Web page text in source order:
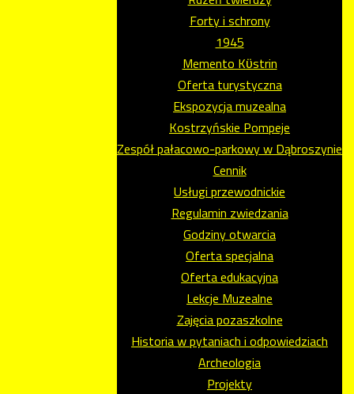
Forty i schrony
1945
Memento Kϋstrin
Oferta turystyczna
Ekspozycja muzealna
Kostrzyńskie Pompeje
Zespół pałacowo-parkowy w Dąbroszynie
Cennik
Usługi przewodnickie
Regulamin zwiedzania
Godziny otwarcia
Oferta specjalna
Oferta edukacyjna
Lekcje Muzealne
Zajęcia pozaszkolne
Historia w pytaniach i odpowiedziach
Archeologia
Projekty